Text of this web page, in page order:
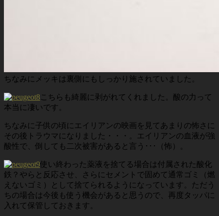
ちなみにメッキは裏側にもしっかり施されていました。
こちらも綺麗に剥がれてくれました。酸の力って
本当に凄いです。
ちなみに子供の頃にエイリアンの映画を見てあまりの怖さに
その後トラウマになりました・・・。エイリアンの血液が強
酸性で、倒しても二次被害があると言う･･･（怖）。
使い終わった薬液を捨てる場合は付属された酸化
鉄？やらと反応させ、さらにセメントで固めて通常ゴミ（燃
えないゴミ）として捨てられるようになっています。ただう
ちの場合は今後も使う機会があると思うので、再度タッパに
入れて保管しておきます。